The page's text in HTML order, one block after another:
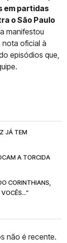
em partidas
o São Paulo
manifestou
nota oficial à
episódios que,
JÁ TEM
A TORCIDA
CORINTHIANS,
não é recente.